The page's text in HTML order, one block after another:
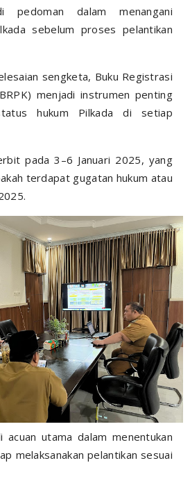
pedoman dalam menangani
sebelum proses pelantikan
sengketa, Buku Registrasi
menjadi instrumen penting
hukum Pilkada di setiap
pada 3–6 Januari 2025, yang
terdapat gugatan hukum atau
acuan utama dalam menentukan
melaksanakan pelantikan sesuai